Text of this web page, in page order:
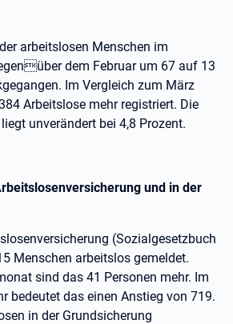
arbeitslosen Menschen im
dem Februar um 67 auf 13
Im Vergleich zum März
Arbeitslose mehr registriert. Die
unverändert bei 4,8 Prozent.
und in der
(Sozialgesetzbuch
Menschen arbeitslos gemeldet.
sind das 41 Personen mehr. Im
bedeutet das einen Anstieg von 719.
in der Grundsicherung